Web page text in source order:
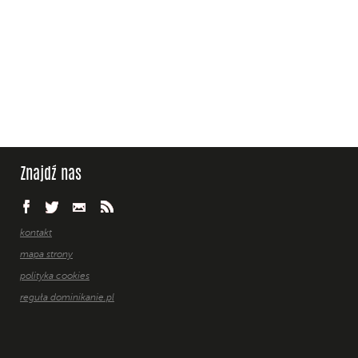
Znajdź nas
kontakt
mapa strony
polityka cookies
reguła dominikanie.pl